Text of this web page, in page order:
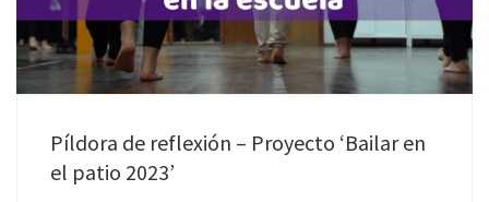
Píldora de reflexión – Proyecto ‘Bailar en
el patio 2023’